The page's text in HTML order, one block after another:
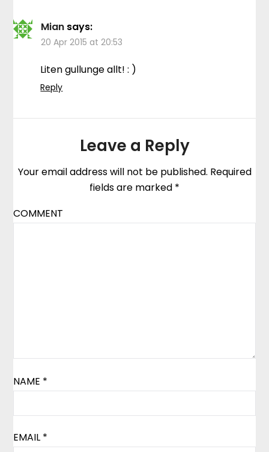
Mian says:
20 Apr 2015 at 20:53
Liten gullunge allt! : )
Reply
Leave a Reply
Your email address will not be published. Required
fields are marked *
COMMENT
NAME *
EMAIL *